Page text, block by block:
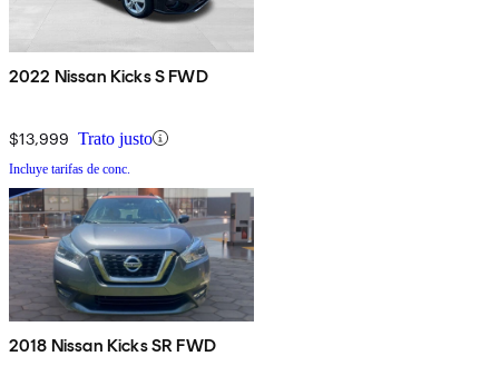
2022 Nissan Kicks S FWD
$13,999 Trato justo
Incluye tarifas de conc.
2018 Nissan Kicks SR FWD